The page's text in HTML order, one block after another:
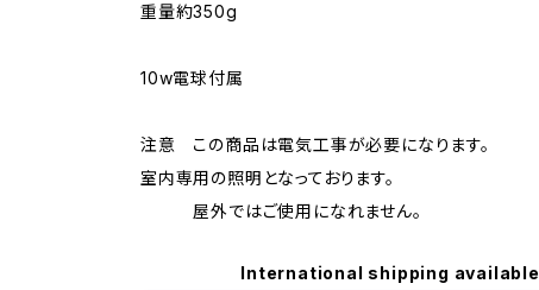
重量約350g
10w電球付属
注意 この商品は電気工事が必要になります。
室内専用の照明となっております。
屋外ではご使用になれません。
International shipping available